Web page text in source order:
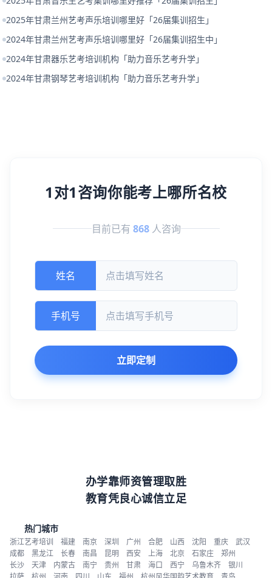
2025年甘肃兰州艺考声乐培训哪里好「26届集训招生」
2024年甘肃兰州艺考声乐培训哪里好「26届集训招生中」
2024年甘肃器乐艺考培训机构「助力音乐艺考升学」
2024年甘肃钢琴艺考培训机构「助力音乐艺考升学」
1对1咨询你能考上哪所名校
目前已有 868 人咨询
姓名
手机号
立即定制
办学靠师资管理取胜
教育凭良心诚信立足
热门城市
浙江艺考培训 福建 南京 深圳 广州 合肥 山西 沈阳 重庆
武汉
成都
黑龙江 长春 南昌 昆明 西安 上海 北京 石家庄
郑州
长沙
天津 内蒙古 南宁 贵州 甘肃 海口 西宁 乌鲁木齐
银川